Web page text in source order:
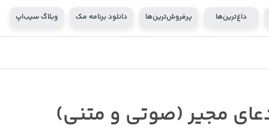
داغ‌ترین‌ها پرفروش‌ترین‌ها دانلود برنامه مک وبلاگ سیب‌اپ
مجیر (صوتی و متنی)